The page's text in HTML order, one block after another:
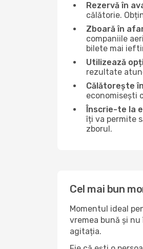
Rezervă în
călătorie.
Zboară în
companiile
bilete mai
Utilizează
rezultate
Călătorește
economisești
Înscrie-te la
îți va permite
zborul.
Cel mai bun
Momentul ideal
vremea bună și
agitația.